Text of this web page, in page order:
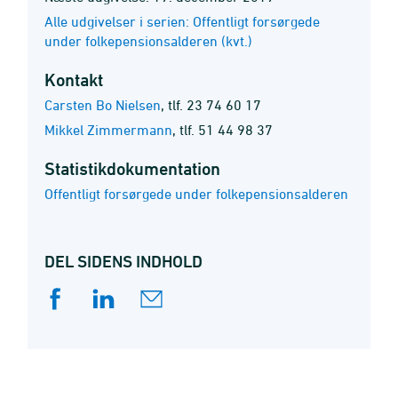
Alle udgivelser i serien: Offentligt forsørgede
under folkepensionsalderen (kvt.)
Kontakt
Carsten Bo Nielsen, tlf. 23 74 60 17
Mikkel Zimmermann, tlf. 51 44 98 37
Statistik­dokumentation
Offentligt forsørgede under folkepensionsalderen
DEL SIDENS INDHOLD